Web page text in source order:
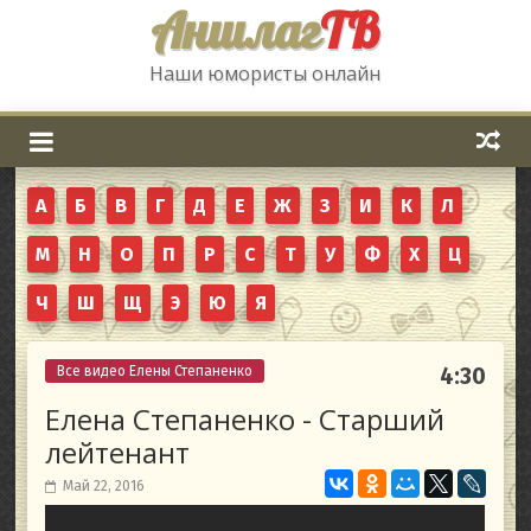
АншлагТВ
Наши юмористы онлайн
А Б В Г Д Е Ж З И К Л
М Н О П Р С Т У Ф Х Ц
Ч Ш Щ Э Ю Я
Все видео Елены Степаненко 4:30
Елена Степаненко - Старший
лейтенант
Май 22, 2016